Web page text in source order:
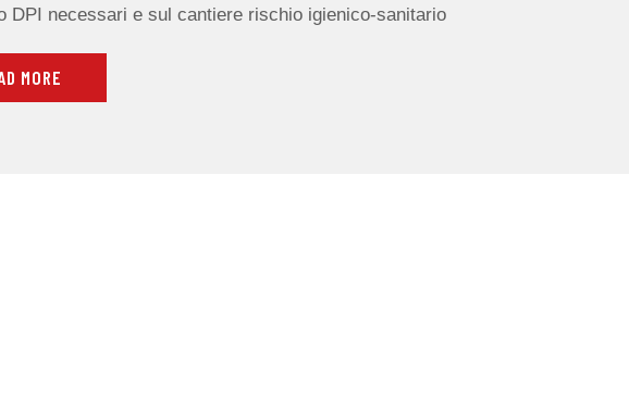
DPI necessari e sul cantiere rischio igienico-sanitario
MORE